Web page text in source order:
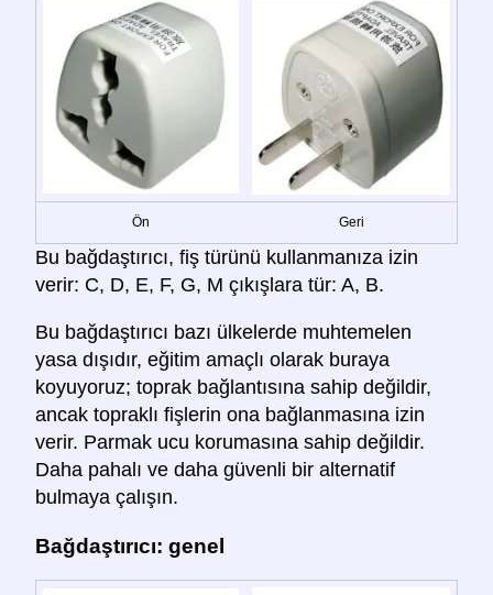
Ön Geri
Bu bağdaştırıcı, fiş türünü kullanmanıza izin
verir: C, D, E, F, G, M çıkışlara tür: A, B.
Bu bağdaştırıcı bazı ülkelerde muhtemelen
yasa dışıdır, eğitim amaçlı olarak buraya
koyuyoruz; toprak bağlantısına sahip değildir,
ancak topraklı fişlerin ona bağlanmasına izin
verir. Parmak ucu korumasına sahip değildir.
Daha pahalı ve daha güvenli bir alternatif
bulmaya çalışın.
Bağdaştırıcı: genel